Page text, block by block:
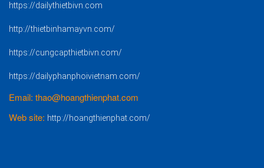
https://dailythietbivn.com
http://thietbinhamayvn.com/
https://cungcapthietbivn.com/
https://dailyphanphoivietnam.com/
Email: thao@hoangthienphat.com
Web site: http://hoangthienphat.com/